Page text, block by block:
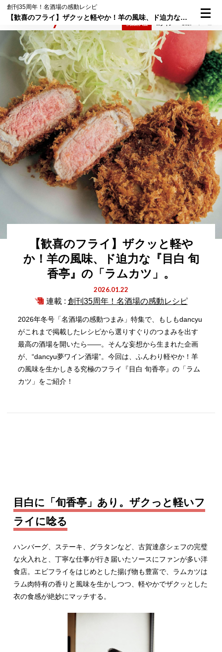
創刊35周年！名酒場の感動レシピ
【歓喜のフライ】ザクッと軽やか！羊の風味、ド迫力な『目白 旬香亭』の「ラムカツ」。
【歓喜のフライ】ザクッと軽や
か！羊の風味、ド迫力な『目白 旬
香亭』の「ラムカツ」。
2026.01.22
連載 : 創刊35周年！名酒場の感動レシピ
2026年冬号「名酒場の感動つまみ」特集で、もしもdancyu
がこれまで掲載したレシピから選りすぐりのつまみを出す
最高の酒場を開いたら――。そんな妄想から生まれた企画
が、“dancyu夢ワイン酒場”。今回は、ふんわり軽やか！羊
の風味を生かしきる究極のフライ『目白 旬香亭』の「ラム
カツ」をご紹介！
目白に「旬香亭」あり。ザクっと軽いフ
ライに唸る
ハンバーグ、ステーキ、グラタンなど、古賀達彦シェフの完璧
な火入れと、丁寧な仕事が行き届いたソースにファンが多い洋
食店。エビフライをはじめとした揚げ物も豊富で、ラムカツは
ラム肉特有の香りと風味を生かしつつ、軽やかでザクッとした
衣の食感が絶妙にマッチする。